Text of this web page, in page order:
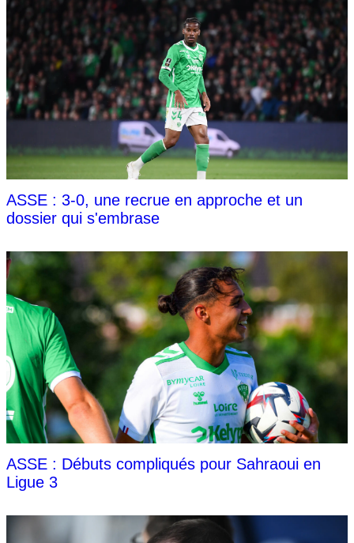
ASSE : 3-0, une recrue en approche et un
dossier qui s'embrase
ASSE : Débuts compliqués pour Sahraoui en
Ligue 3